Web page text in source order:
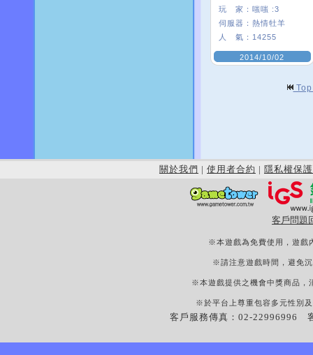
玩 家： 嗤嗤 :3
伺服器： 熱情牡羊
人 氣： 14255
2014/10/02
關於我們 | 使用者合約 | 隱私權保護
客戶問題
※本遊戲為免費使用，遊戲
※請注意遊戲時間，避免
※本遊戲提供之機會中獎商品，
※於平台上尊重包容多元性別
客戶服務傳真：02-22996996